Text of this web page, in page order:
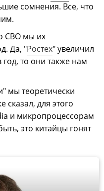
сомнения. Все, что
СВО мы их
Да, "Ростех" увеличил
год, то они также нам
мы теоретически
сказал, для этого
и микропроцессорам
это китайцы гонят